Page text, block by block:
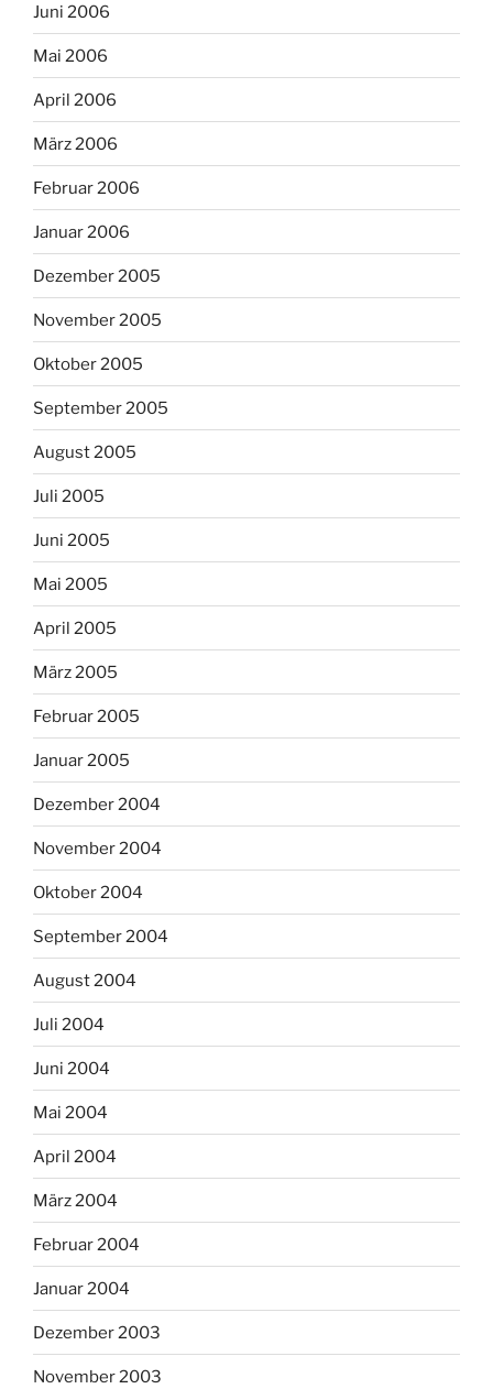
Juni 2006
Mai 2006
April 2006
März 2006
Februar 2006
Januar 2006
Dezember 2005
November 2005
Oktober 2005
September 2005
August 2005
Juli 2005
Juni 2005
Mai 2005
April 2005
März 2005
Februar 2005
Januar 2005
Dezember 2004
November 2004
Oktober 2004
September 2004
August 2004
Juli 2004
Juni 2004
Mai 2004
April 2004
März 2004
Februar 2004
Januar 2004
Dezember 2003
November 2003